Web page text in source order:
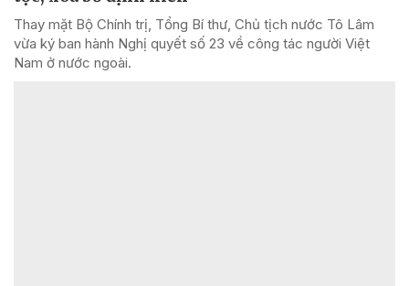
Thay mặt Bộ Chính trị, Tổng Bí thư, Chủ tịch nước Tô Lâm
vừa ký ban hành Nghị quyết số 23 về công tác người Việt
Nam ở nước ngoài.